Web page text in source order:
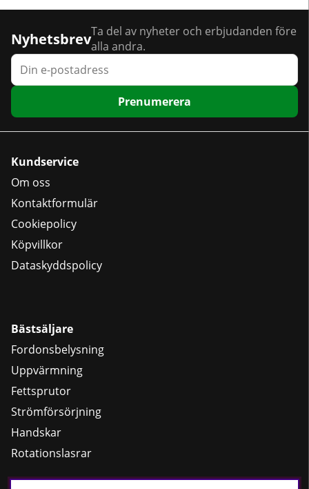
NyhetsbrevTa del av nyheter och erbjudanden före
alla andra.
Prenumerera
Kundservice
Om oss
Kontaktformulär
Cookiepolicy
Köpvillkor
Dataskyddspolicy
Bästsäljare
Fordonsbelysning
Uppvärmning
Fettsprutor
Strömförsörjning
Handskar
Rotationslasrar